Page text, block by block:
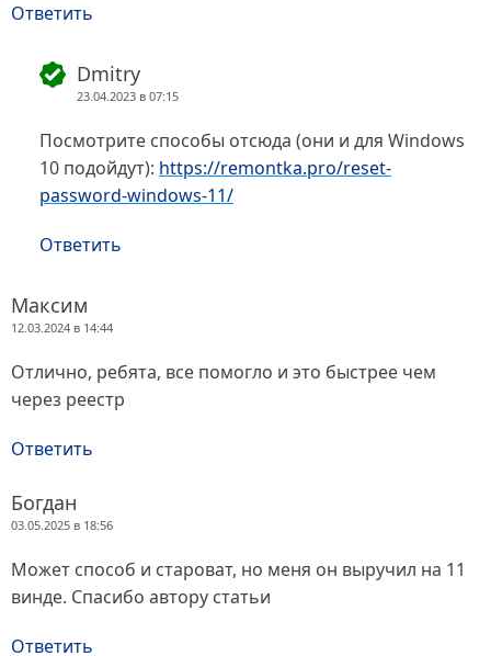
Ответить
Dmitry
23.04.2023 в 07:15
Посмотрите способы отсюда (они и для Windows
10 подойдут): https://remontka.pro/reset-
password-windows-11/
Ответить
Максим
12.03.2024 в 14:44
Отлично, ребята, все помогло и это быстрее чем
через реестр
Ответить
Богдан
03.05.2025 в 18:56
Может способ и староват, но меня он выручил на 11
винде. Спасибо автору статьи
Ответить